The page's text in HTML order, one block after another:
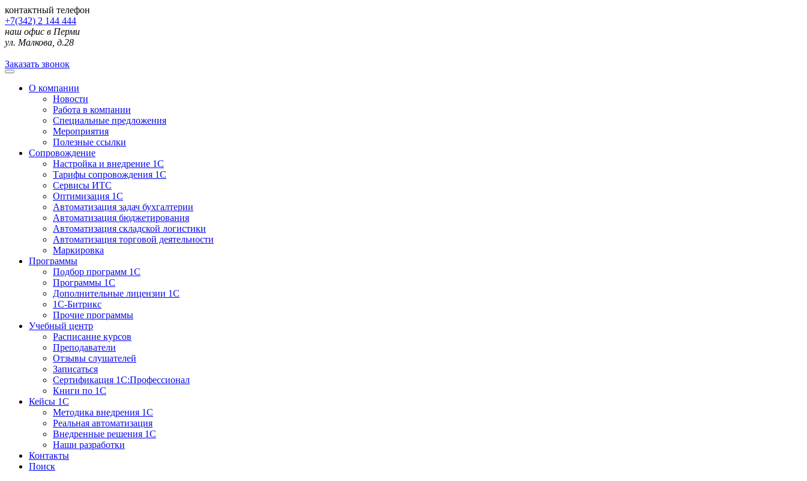
контактный телефон
+7(342) 2 144 444
наш офис в Перми
ул. Малкова, д.28
Заказать звонок
О компании
Новости
Работа в компании
Специальные предложения
Мероприятия
Полезные ссылки
Сопровождение
Настройка и внедрение 1С
Тарифы сопровождения 1С
Сервисы ИТС
Оптимизация 1С
Автоматизация задач бухгалтерии
Автоматизация бюджетирования
Автоматизация складской логистики
Автоматизация торговой деятельности
Маркировка
Программы
Подбор программ 1С
Программы 1С
Дополнительные лицензии 1С
1С-Битрикс
Прочие программы
Учебный центр
Расписание курсов
Преподаватели
Отзывы слушателей
Записаться
Сертификация 1С:Профессионал
Книги по 1С
Кейсы 1С
Методика внедрения 1С
Реальная автоматизация
Внедренные решения 1С
Наши разработки
Контакты
Поиск